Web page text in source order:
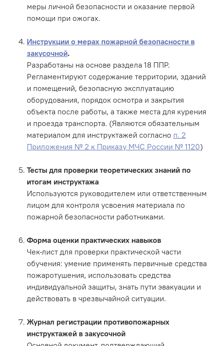
меры личной безопасности и оказание первой
помощи при ожогах.
Инструкции о мерах пожарной безопасности в
закусочной.
Разработаны на основе раздела 18 ППР.
Регламентируют содержание территории, зданий
и помещений, безопасную эксплуатацию
оборудования, порядок осмотра и закрытия
объекта после работы, а также места для курения
и проезда транспорта. (Являются обязательным
материалом для инструктажей согласно п. 2
Приложения № 2 к Приказу МЧС России № 1120)
Тесты для проверки теоретических знаний по
итогам инструктажа
Используются руководителем или ответственным
лицом для контроля усвоения материала по
пожарной безопасности работниками.
Форма оценки практических навыков
Чек-лист для проверки практической части
обучения: умение применять первичные средства
пожаротушения, использовать средства
индивидуальной защиты, знать пути эвакуации и
действовать в чрезвычайной ситуации.
Журнал регистрации противопожарных
инструктажей в закусочной